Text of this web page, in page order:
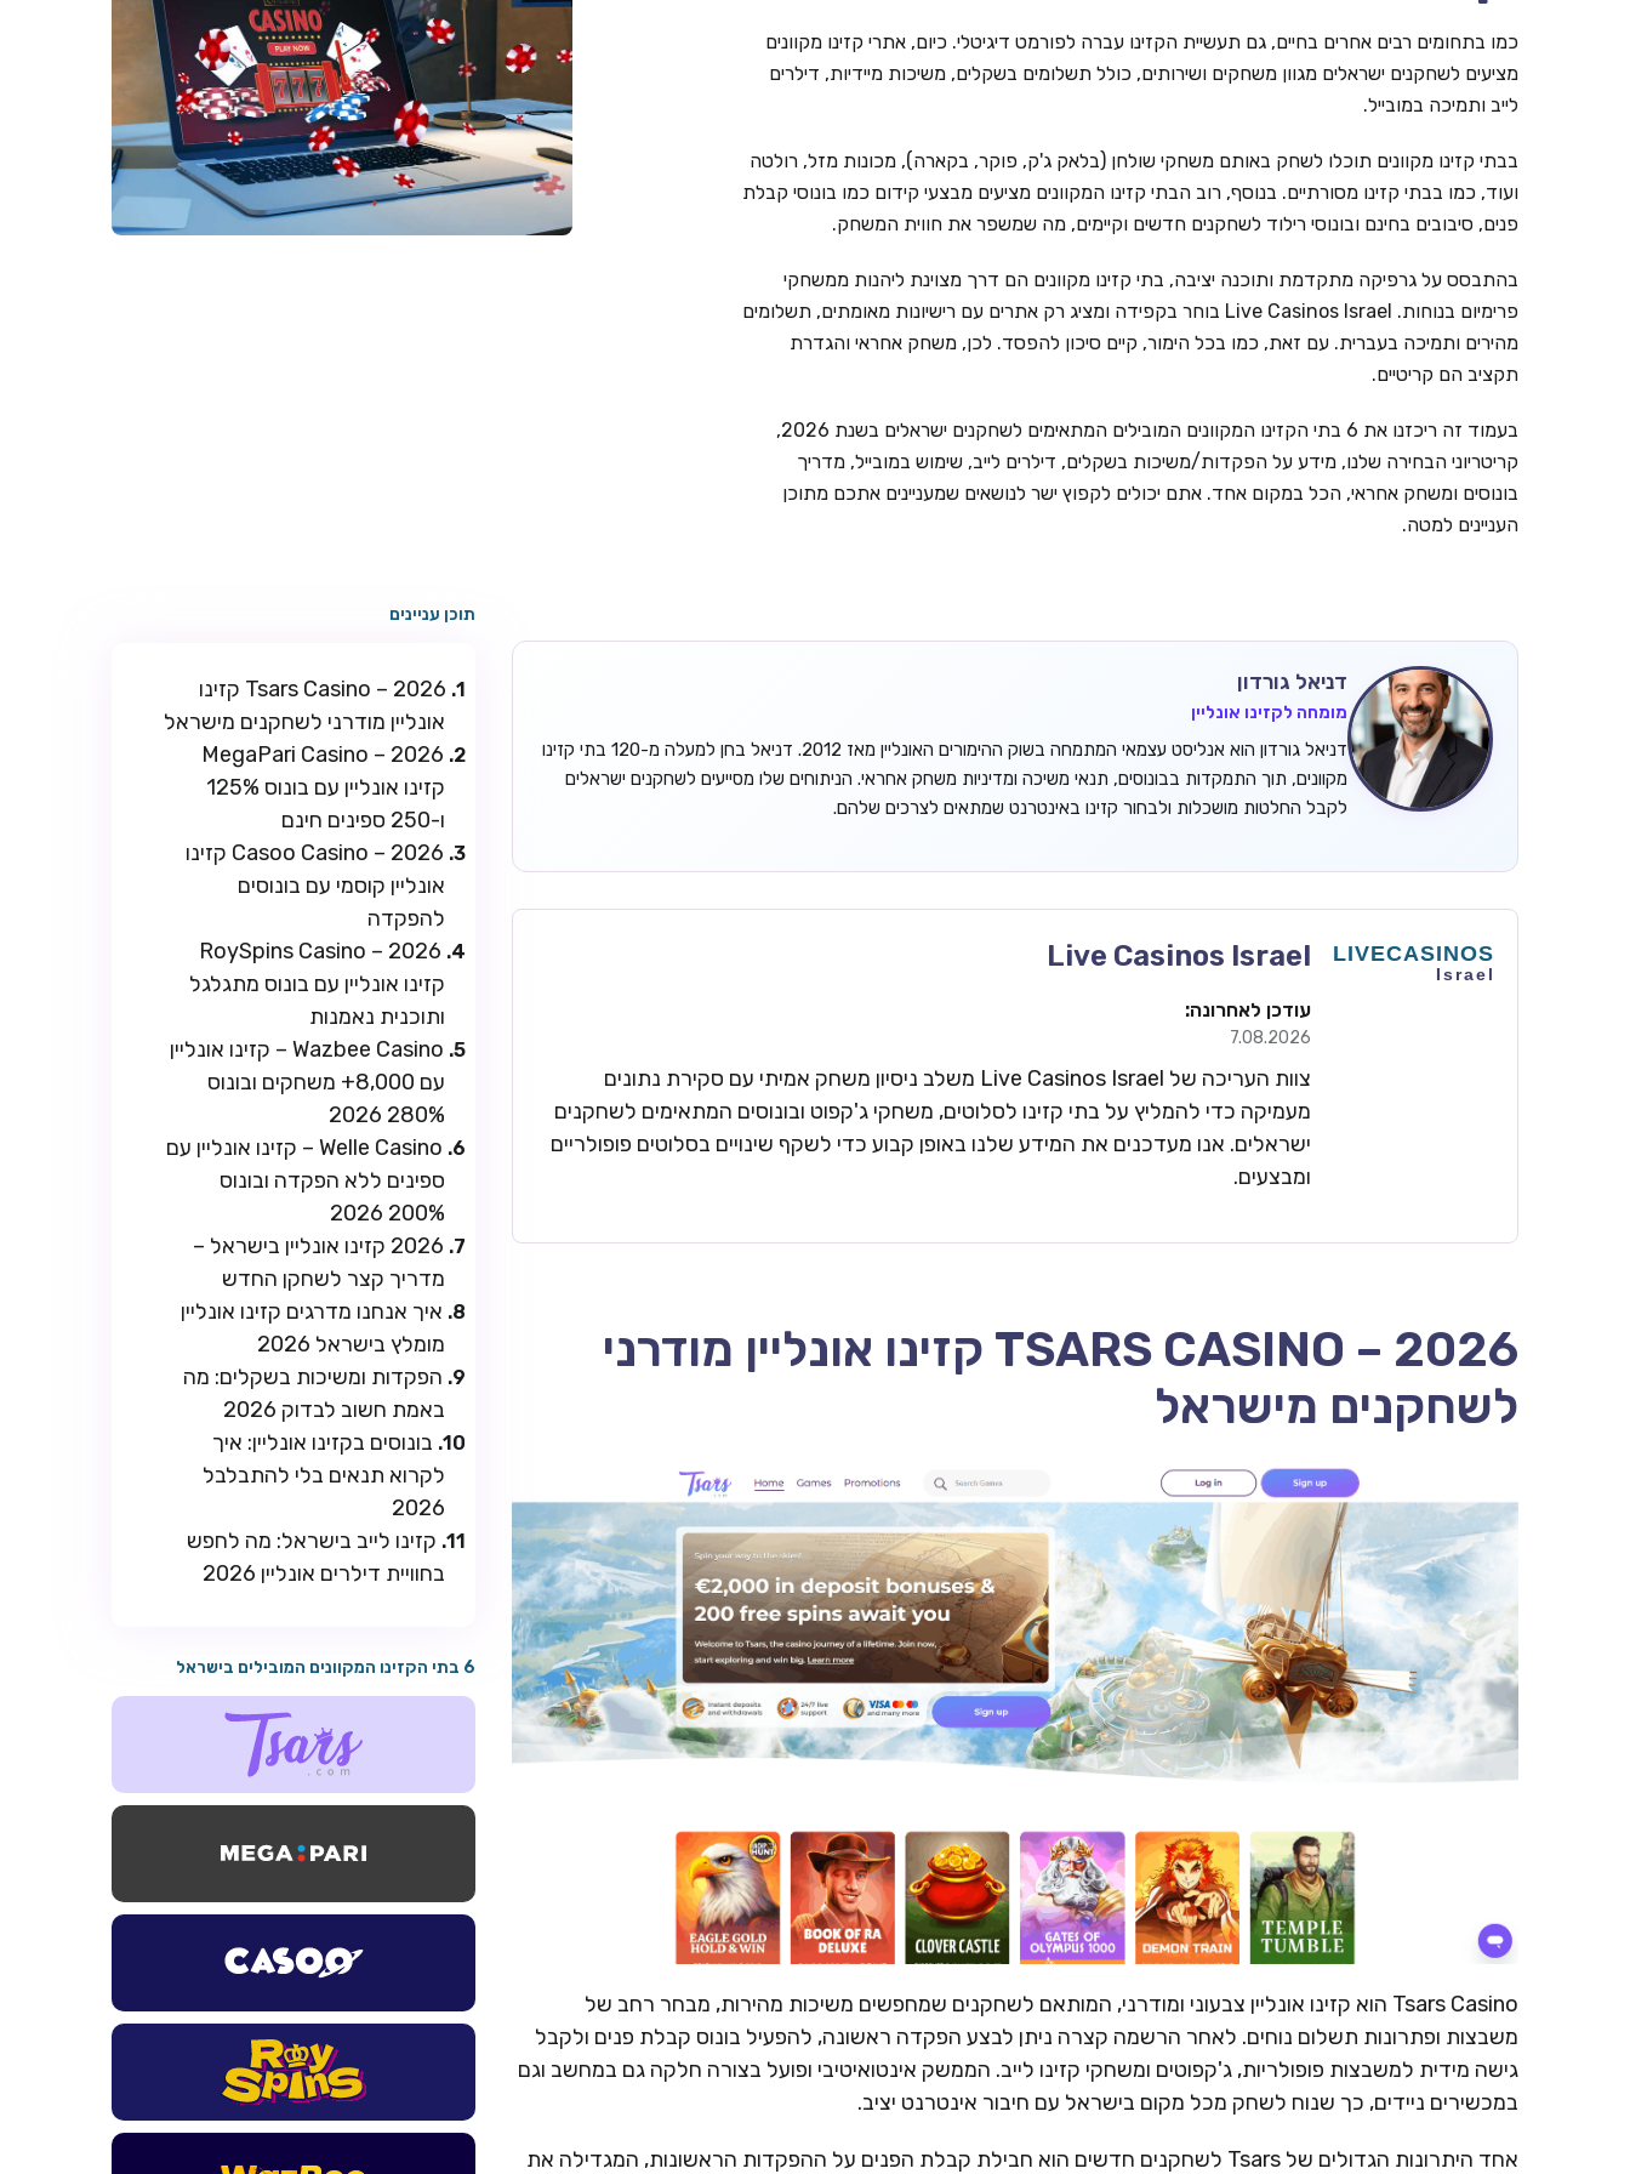
כמו בתחומים רבים אחרים בחיים, גם תעשיית הקזינו עברה לפורמט דיגיטלי. כיום, אתרי קזינו מקוונים
מציעים לשחקנים ישראלים מגוון משחקים ושירותים, כולל תשלומים בשקלים, משיכות מיידיות, דילרים
לייב ותמיכה במובייל.
בבתי קזינו מקוונים תוכלו לשחק באותם משחקי שולחן (בלאק ג'ק, פוקר, בקארה), מכונות מזל, רולטה
ועוד, כמו בבתי קזינו מסורתיים. בנוסף, רוב הבתי קזינו המקוונים מציעים מבצעי קידום כמו בונוסי קבלת
פנים, סיבובים בחינם ובונוסי רילוד לשחקנים חדשים וקיימים, מה שמשפר את חווית המשחק.
בהתבסס על גרפיקה מתקדמת ותוכנה יציבה, בתי קזינו מקוונים הם דרך מצוינת ליהנות ממשחקי
פרימיום בנוחות. Live Casinos Israel בוחר בקפידה ומציג רק אתרים עם רישיונות מאומתים, תשלומים
מהירים ותמיכה בעברית. עם זאת, כמו בכל הימור, קיים סיכון להפסד. לכן, משחק אחראי והגדרת
תקציב הם קריטיים.
בעמוד זה ריכזנו את 6 בתי הקזינו המקוונים המובילים המתאימים לשחקנים ישראלים בשנת 2026,
קריטריוני הבחירה שלנו, מידע על הפקדות/משיכות בשקלים, דילרים לייב, שימוש במובייל, מדריך
בונוסים ומשחק אחראי, הכל במקום אחד. אתם יכולים לקפוץ ישר לנושאים שמעניינים אתכם מתוכן
העניינים למטה.
דניאל גורדון
מומחה לקזינו אונליין
דניאל גורדון הוא אנליסט עצמאי המתמחה בשוק ההימורים האונליין מאז 2012. דניאל בחן למעלה מ-120 בתי קזינו
מקוונים, תוך התמקדות בבונוסים, תנאי משיכה ומדיניות משחק אחראי. הניתוחים שלו מסייעים לשחקנים ישראלים
לקבל החלטות מושכלות ולבחור קזינו באינטרנט שמתאים לצרכים שלהם.
Live Casinos Israel
עודכן לאחרונה:
7.08.2026
צוות העריכה של Live Casinos Israel משלב ניסיון משחק אמיתי עם סקירת נתונים
מעמיקה כדי להמליץ על בתי קזינו לסלוטים, משחקי ג'קפוט ובונוסים המתאימים לשחקנים
ישראלים. אנו מעדכנים את המידע שלנו באופן קבוע כדי לשקף שינויים בסלוטים פופולריים
ומבצעים.
TSARS CASINO – 2026 קזינו אונליין מודרני
לשחקנים מישראל
Tsars Casino הוא קזינו אונליין צבעוני ומודרני, המותאם לשחקנים שמחפשים משיכות מהירות, מבחר רחב של
משבצות ופתרונות תשלום נוחים. לאחר הרשמה קצרה ניתן לבצע הפקדה ראשונה, להפעיל בונוס קבלת פנים ולקבל
גישה מידית למשבצות פופולריות, ג'קפוטים ומשחקי קזינו לייב. הממשק אינטואיטיבי ופועל בצורה חלקה גם במחשב וגם
במכשירים ניידים, כך שנוח לשחק מכל מקום בישראל עם חיבור אינטרנט יציב.
אחד היתרונות הגדולים של Tsars לשחקנים חדשים הוא חבילת קבלת הפנים על ההפקדות הראשונות, המגדילה את
תוכן עניינים
Tsars Casino – 2026 קזינו
אונליין מודרני לשחקנים מישראל
MegaPari Casino – 2026
קזינו אונליין עם בונוס 125%
ו-250 ספינים חינם
Casoo Casino – 2026 קזינו
אונליין קוסמי עם בונוסים
להפקדה
RoySpins Casino – 2026
קזינו אונליין עם בונוס מתגלגל
ותוכנית נאמנות
Wazbee Casino – קזינו אונליין
עם 8,000+ משחקים ובונוס
280% 2026
Welle Casino – קזינו אונליין עם
ספינים ללא הפקדה ובונוס
200% 2026
2026 קזינו אונליין בישראל –
מדריך קצר לשחקן החדש
איך אנחנו מדרגים קזינו אונליין
מומלץ בישראל 2026
הפקדות ומשיכות בשקלים: מה
באמת חשוב לבדוק 2026
בונוסים בקזינו אונליין: איך
לקרוא תנאים בלי להתבלבל
2026
קזינו לייב בישראל: מה לחפש
בחוויית דילרים אונליין 2026
6 בתי הקזינו המקוונים המובילים בישראל